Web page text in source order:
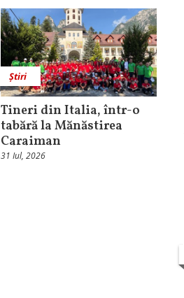
Știri
Tineri din Italia, într-o
tabără la Mănăstirea
Caraiman
31 Iul, 2026